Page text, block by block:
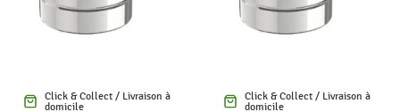
Click & Collect / Livraison à
domicile
Click & Collect / Livraison à
domicile